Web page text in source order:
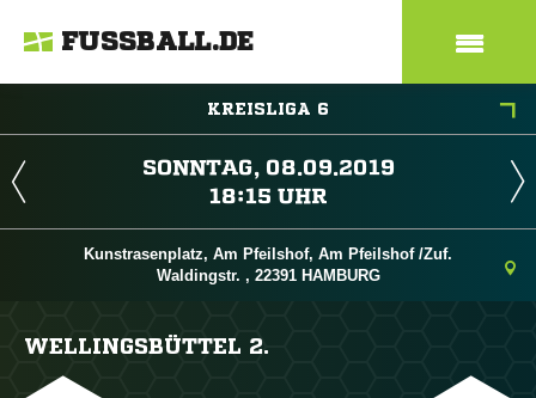
FUSSBALL.DE
KREISLIGA 6
 
 
Kunstrasenplatz, Am Pfeilshof, Am Pfeilshof /Zuf.
Waldingstr. , 22391 HAMBURG
WELLINGSBÜTTEL 2.